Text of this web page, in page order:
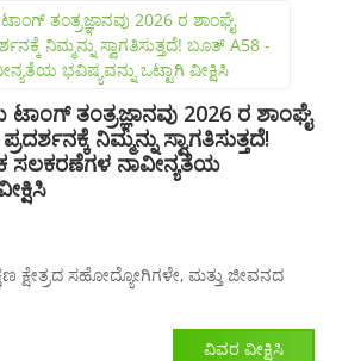
ತಂತ್ರಜ್ಞಾನವು 2026 ರ ಶಾಂಘೈ
ನಿಮ್ಮನ್ನು ಸ್ವಾಗತಿಸುತ್ತದೆ!
ಸಲಕರಣೆಗಳ ನಾವೀನ್ಯತೆಯ
ಕ್ಷೇತ್ರದ ಸಹೋದ್ಯೋಗಿಗಳೇ, ಮತ್ತು ಜೀವನದ
ವಿವರ ವೀಕ್ಷಿಸಿ